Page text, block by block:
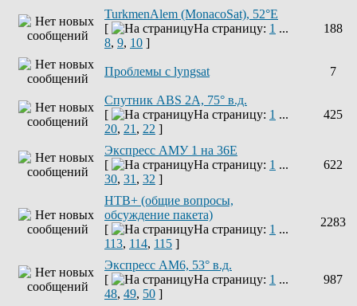
TurkmenAlem (MonacoSat), 52°E
[
На страницу: 1 ...
8, 9, 10 ]
188
Проблемы с lyngsat 7
Спутник ABS 2A, 75° в.д.
[
На страницу: 1 ...
20, 21 , 22 ]
425
Экспресс АМУ 1 на 36Е
[
На страницу: 1 ...
30, 31 , 32 ]
622
НТВ+ (общие вопросы,
обсуждение пакета)
[
На страницу: 1 ...
113, 114, 115 ]
2283
Экспресс AM6, 53° в.д.
[
На страницу: 1 ...
48, 49, 50 ]
987